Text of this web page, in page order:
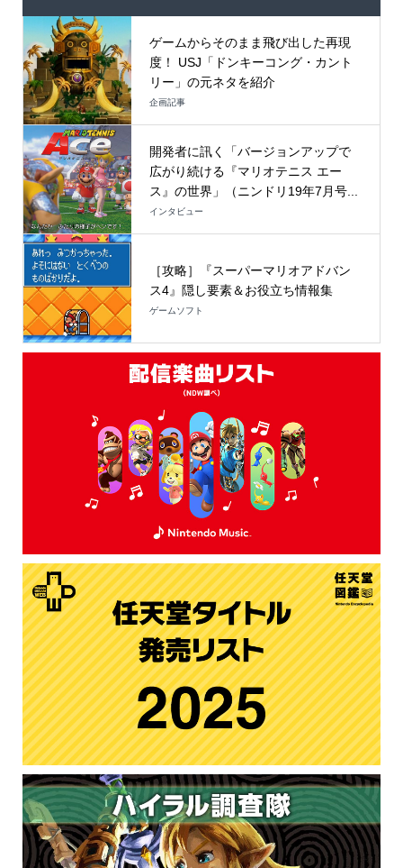
ゲームからそのまま飛び出した再現
度！ USJ「ドンキーコング・カント
リー」の元ネタを紹介
企画記事
開発者に訊く「バージョンアップで
広がり続ける『マリオテニス エー
ス』の世界」（ニンドリ19年7月号...
インタビュー
［攻略］『スーパーマリオアドバン
ス4』隠し要素＆お役立ち情報集
ゲームソフト